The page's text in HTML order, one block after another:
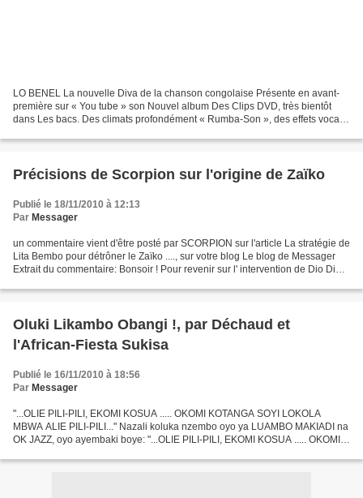
LO BENEL La nouvelle Diva de la chanson congolaise Présente en avant-
première sur « You tube » son Nouvel album Des Clips DVD, très bientôt
dans Les bacs. Des climats profondément « Rumba-Son », des effets vocaux
Précisions de Scorpion sur l'origine de Zaïko
Publié le 18/11/2010 à 12:13
Par Messager
un commentaire vient d'être posté par SCORPION sur l'article La stratégie de
Lita Bembo pour détrôner le Zaïko ...., sur votre blog Le blog de Messager
Extrait du commentaire: Bonsoir ! Pour revenir sur l' intervention de Dio Dio,
Oluki Likambo Obangi !, par Déchaud et
l'African-Fiesta Sukisa
Publié le 16/11/2010 à 18:56
Par Messager
"...OLIE PILI-PILI, EKOMI KOSUA ..... OKOMI KOTANGA SOYI LOKOLA
MBWA ALIE PILI-PILI..." Nazali koluka nzembo oyo ya LUAMBO MAKIADI na
OK JAZZ, oyo ayembaki boye: "...OLIE PILI-PILI, EKOMI KOSUA ..... OKOMI